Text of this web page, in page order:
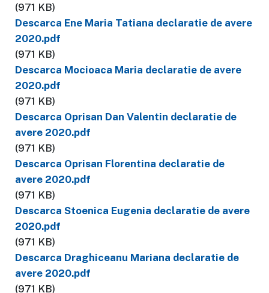
(971 KB)
Descarca Ene Maria Tatiana declaratie de avere
2020.pdf
(971 KB)
Descarca Mocioaca Maria declaratie de avere
2020.pdf
(971 KB)
Descarca Oprisan Dan Valentin declaratie de
avere 2020.pdf
(971 KB)
Descarca Oprisan Florentina declaratie de
avere 2020.pdf
(971 KB)
Descarca Stoenica Eugenia declaratie de avere
2020.pdf
(971 KB)
Descarca Draghiceanu Mariana declaratie de
avere 2020.pdf
(971 KB)